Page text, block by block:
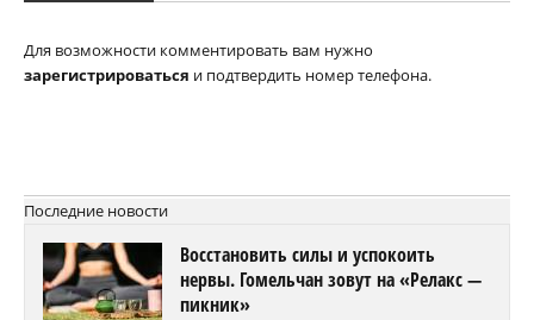
Для возможности комментировать вам нужно
зарегистрироваться и подтвердить номер телефона.
Последние новости
Восстановить силы и успокоить
нервы. Гомельчан зовут на «Релакс —
пикник»